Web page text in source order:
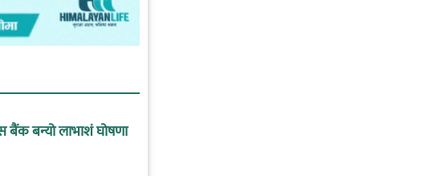
बैंक बन्यो लाभाशं घोषणा